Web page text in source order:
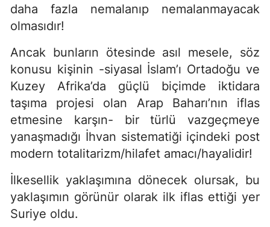
daha fazla nemalanıp nemalanmayacak
olmasıdır!
Ancak bunların ötesinde asıl mesele, söz
konusu kişinin -siyasal İslam’ı Ortadoğu ve
Kuzey Afrika’da güçlü biçimde iktidara
taşıma projesi olan Arap Baharı’nın iflas
etmesine karşın- bir türlü vazgeçmeye
yanaşmadığı İhvan sistematiği içindeki post
modern totalitarizm/hilafet amacı/hayalidir!
İlkesellik yaklaşımına dönecek olursak, bu
yaklaşımın görünür olarak ilk iflas ettiği yer
Suriye oldu.